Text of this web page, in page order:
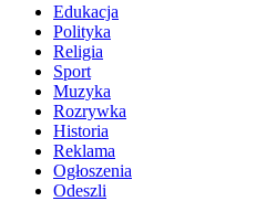
Edukacja
Polityka
Religia
Sport
Muzyka
Rozrywka
Historia
Reklama
Ogłoszenia
Odeszli